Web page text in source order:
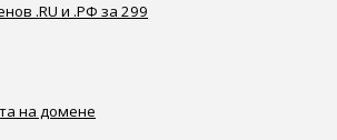
.RU и .РФ за 299
на домене